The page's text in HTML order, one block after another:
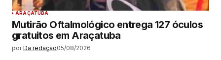
ARAÇATUBA
Mutirão Oftalmológico entrega 127 óculos
gratuitos em Araçatuba
por Da redação05/08/2026